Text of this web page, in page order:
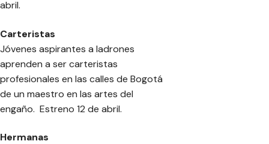
abril.
Carteristas
Jóvenes aspirantes a ladrones
aprenden a ser carteristas
profesionales en las calles de Bogotá
de un maestro en las artes del
engaño. Estreno 12 de abril.
Hermanas